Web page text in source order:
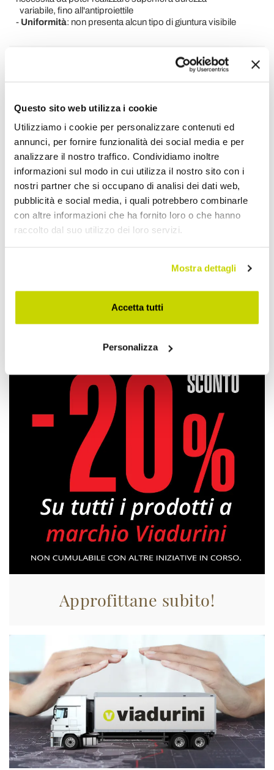
Questo sito web utilizza i cookie
Utilizziamo i cookie per personalizzare contenuti ed
annunci, per fornire funzionalità dei social media e per
analizzare il nostro traffico. Condividiamo inoltre
informazioni sul modo in cui utilizza il nostro sito con i
nostri partner che si occupano di analisi dei dati web,
pubblicità e social media, i quali potrebbero combinarle
con altre informazioni che ha fornito loro o che hanno
raccolto dal suo utilizzo dei loro servizi.
Mostra dettagli
Accetta tutti
Personalizza
variabile, fino all'antiproiettile
- Uniformità: non presenta alcun tipo di giuntura visibile
Devi accedere per poter scrivere la tua opinione.
Approfittane subito!